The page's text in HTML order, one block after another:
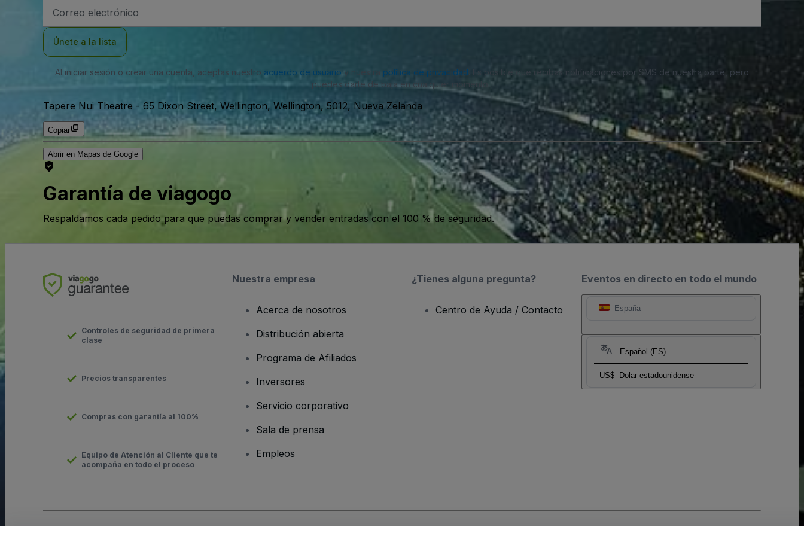
de
Únete a la lista
Al iniciar sesión o crear una cuenta, aceptas nuestro acuerdo de usuarioy nuestra política de privacidad . Es posible que recibas notificaciones por SMS de nuestra parte, pero
puedes darte de baja en cualquier momento.
Tapere Nui Theatre - 65 Dixon Street, Wellington, Wellington, 5012, Nueva Zelanda
Copiar
Abrir en Mapas de Google
Garantía de viagogo
Respaldamos cada pedido para que puedas comprar y vender entradas con el 100 % de seguridad.
Eventos en directo en todo el mundo
España
Español (ES)
US$ Dolar estadounidense
Controles de seguridad de primera
clase
Precios transparentes
Compras con garantía al 100%
Equipo de Atención al Cliente que te
acompaña en todo el proceso
Nuestra empresa
Acerca de nosotros
Distribución abierta
Programa de Afiliados
Inversores
Servicio corporativo
Sala de prensa
Empleos
¿Tienes alguna pregunta?
Centro de Ayuda / Contacto